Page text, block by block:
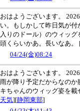
おはようございます。
い。もしかして昨日気が
入りのドール）のウィッ
頭くらいかあ。長いなあ。
04/24(金)08:24
おはようございます。
雨が降り予定だからなの
キちゃんのウィッグ姿を載
天気][静岡東部]